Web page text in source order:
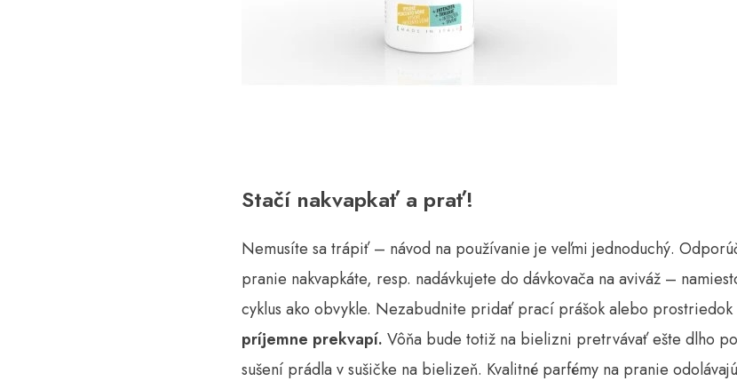
Stačí nakvapkať a prať!
Nemusíte sa trápiť – návod na používanie je veľmi jednoduchý.
pranie nakvapkáte, resp. nadávkujete do dávkovača na aviváž –
cyklus ako obvykle. Nezabudnite pridať prací prášok alebo prostriedok
príjemne prekvapí. Vôňa bude totiž na bielizni pretrvávať ešte dlho
sušení prádla v sušičke na bielizeň. Kvalitné parfémy na pranie